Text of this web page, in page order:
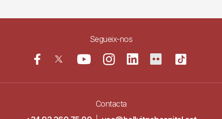
Segueix-nos
Contacta